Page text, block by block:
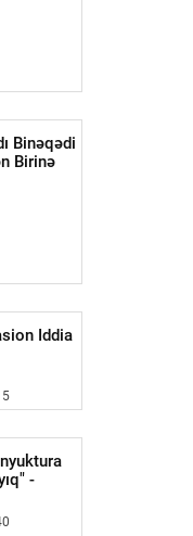
Binəqədi
Birinə
Iddia
-